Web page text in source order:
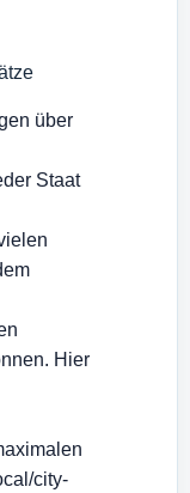
über
Staat
Hier
city-